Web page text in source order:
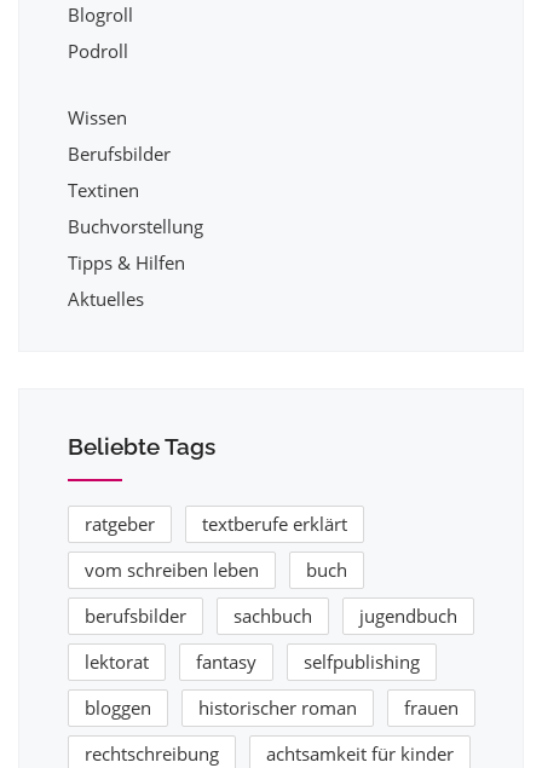
Blogroll
Podroll
Wissen
Berufsbilder
Textinen
Buchvorstellung
Tipps & Hilfen
Aktuelles
Beliebte Tags
ratgeber
textberufe erklärt
vom schreiben leben
buch
berufsbilder
sachbuch
jugendbuch
lektorat
fantasy
selfpublishing
bloggen
historischer roman
frauen
rechtschreibung
achtsamkeit für kinder